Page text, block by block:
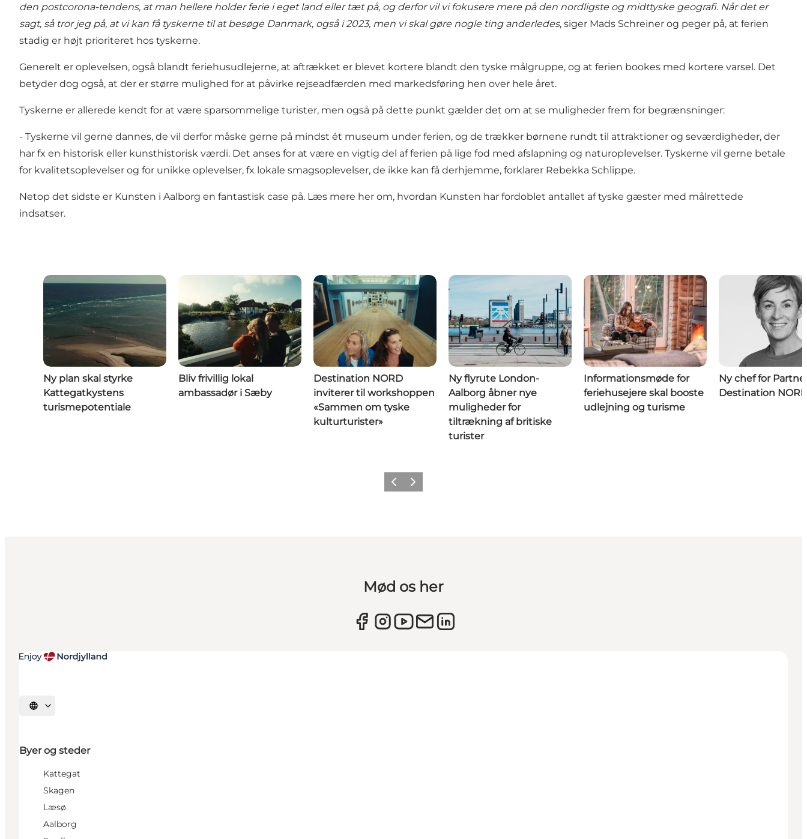
den postcorona-tendens, at man hellere holder ferie i eget land eller tæt på, og derfor vil vi fokusere mere på den nordligste og midttyske geografi. Når det er
sagt, så tror jeg på, at vi kan få tyskerne til at besøge Danmark, også i 2023, men vi skal gøre nogle ting anderledes, siger Mads Schreiner og peger på, at ferien
stadig er højt prioriteret hos tyskerne.
Generelt er oplevelsen, også blandt feriehusudlejerne, at aftrækket er blevet kortere blandt den tyske målgruppe, og at ferien bookes med kortere varsel. Det
betyder dog også, at der er større mulighed for at påvirke rejseadfærden med markedsføring hen over hele året.
Tyskerne er allerede kendt for at være sparsommelige turister, men også på dette punkt gælder det om at se muligheder frem for begrænsninger:
- Tyskerne vil gerne dannes, de vil derfor måske gerne på mindst ét museum under ferien, og de trækker børnene rundt til attraktioner og seværdigheder, der
har fx en historisk eller kunsthistorisk værdi. Det anses for at være en vigtig del af ferien på lige fod med afslapning og naturoplevelser. Tyskerne vil gerne betale
for kvalitetsoplevelser og for unikke oplevelser, fx lokale smagsoplevelser, de ikke kan få derhjemme, forklarer Rebekka Schlippe.
Netop det sidste er Kunsten i Aalborg en fantastisk case på. Læs mere her om, hvordan Kunsten har fordoblet antallet af tyske gæster med målrettede
indsatser.
Ny plan skal styrke
Kattegatkystens
turismepotentiale
Bliv frivillig lokal
ambassadør i Sæby
Destination NORD
inviterer til workshoppen
«Sammen om tyske
kulturturister»
Ny flyrute London-
Aalborg åbner nye
muligheder for
tiltrækning af britiske
turister
Informationsmøde for
feriehusejere skal booste
udlejning og turisme
Ny chef for
Destination
ForrigeNæste
Mød os her
Vælg sprog
Byer og steder
Kattegat
Skagen
Læsø
Aalborg